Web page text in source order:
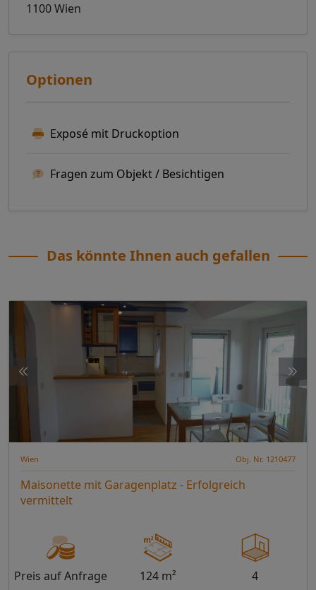
1100 Wien
Optionen
Exposé mit Druckoption
Fragen zum Objekt / Besichtigen
Das könnte Ihnen auch gefallen
Wien Obj. Nr. 1210477
Maisonette mit Garagenplatz - Erfolgreich
vermittelt
Preis auf Anfrage 124 m² 4